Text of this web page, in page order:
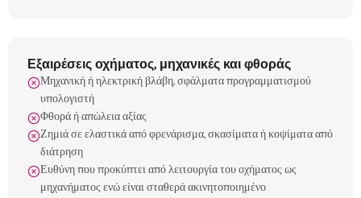
Εξαιρέσεις οχήματος, μηχανικές και φθοράς
Μηχανική ή ηλεκτρική βλάβη, σφάλματα προγραμματισμού
υπολογιστή
Φθορά ή απώλεια αξίας
Ζημιά σε ελαστικά από φρενάρισμα, σκασίματα ή κοψίματα από
διάτρηση
Ευθύνη που προκύπτει από λειτουργία του οχήματος ως
μηχανήματος ενώ είναι σταθερά ακινητοποιημένο